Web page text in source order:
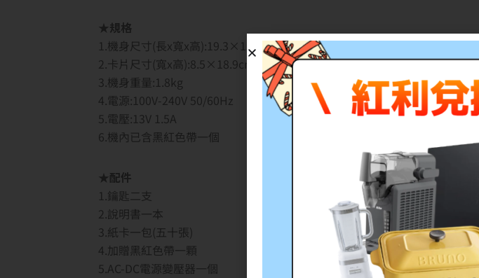
★規格
1.機身尺寸(長x寬x高):19.3×12.2×24.5cm
2.卡片尺寸(寬x高):8.5×18.9cm
3.機身重量:1.8kg
4.電源:100V-240V 50/60Hz
5.電壓:13V 1.5A
6.機內已含黑紅色帶一個
★配件
1.鑰匙二支
2.說明書一本
3.紙卡一包(五十張)
4.加贈黑紅色帶一顆
5.AC-DC電源變壓器一個